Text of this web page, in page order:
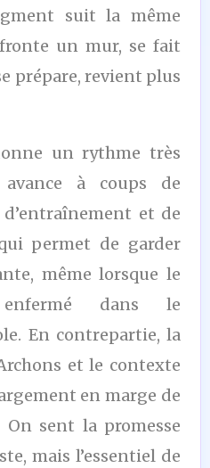
suit la même
un mur, se fait
prépare, revient plus
un rythme très
à coups de
d’entraînement et de
permet de garder
même lorsque le
dans le
En contrepartie, la
et le contexte
en marge de
sent la promesse
mais l’essentiel de